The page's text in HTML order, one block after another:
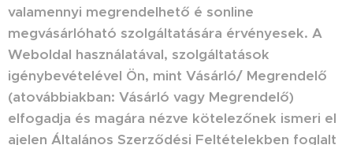
valamennyi megrendelhető é sonline
megvásárlóható szolgáltatására érvényesek. A
Weboldal használatával, szolgáltatások
igénybevételével Ön, mint Vásárló/ Megrendelő
(atovábbiakban: Vásárló vagy Megrendelő)
elfogadja és magára nézve kötelezőnek ismeri el
ajelen Általános Szerződési Feltételekben foglalt